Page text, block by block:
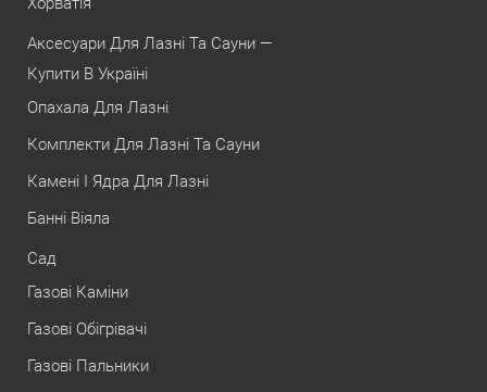
Аксесуари Для Лазні Та Сауни —
Купити В Україні
Опахала Для Лазні
Комплекти Для Лазні Та Сауни
Камені І Ядра Для Лазні
Банні Віяла
Сад
Газові Каміни
Газові Обігрівачі
Газові Пальники